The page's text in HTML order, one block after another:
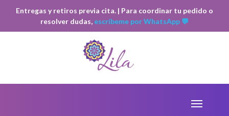
Entregas y retiros previa cita. | Para coordinar tu pedido o
resolver dudas, escríbeme por WhatsApp 💬